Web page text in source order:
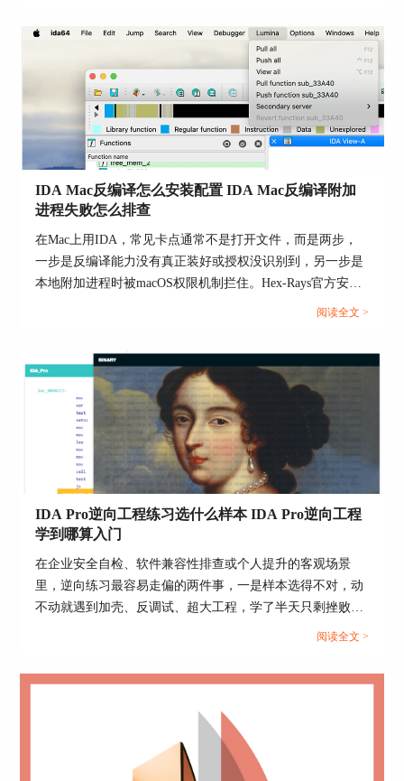
对这套机制写得很清楚，FLIRT本来就是做标准库函数识别
用的，但它并不保证百分之百命中，而且自动检测签名也并
不总能成功。...
IDA Mac反编译怎么安装配置 IDA Mac反编译附加
进程失败怎么排查
在Mac上用IDA，常见卡点通常不是打开文件，而是两步，
一步是反编译能力没有真正装好或授权没识别到，另一步是
本地附加进程时被macOS权限机制拦住。Hex-Rays官方安装
文档、反编译说明和macOS调试教程其实把这两件事都讲得
阅读全文 >
IDA Pro逆向工程练习选什么样本 IDA Pro逆向工程
学到哪算入门
在企业安全自检、软件兼容性排查或个人提升的客观场景
里，逆向练习最容易走偏的两件事，一是样本选得不对，动
不动就遇到加壳、反调试、超大工程，学了半天只剩挫败
感，二是没有一条清晰的入门边界，做了很多零碎操作却说
学到什么程度算入门，用能落地执行的方式拆开说明。...
阅读全文 >